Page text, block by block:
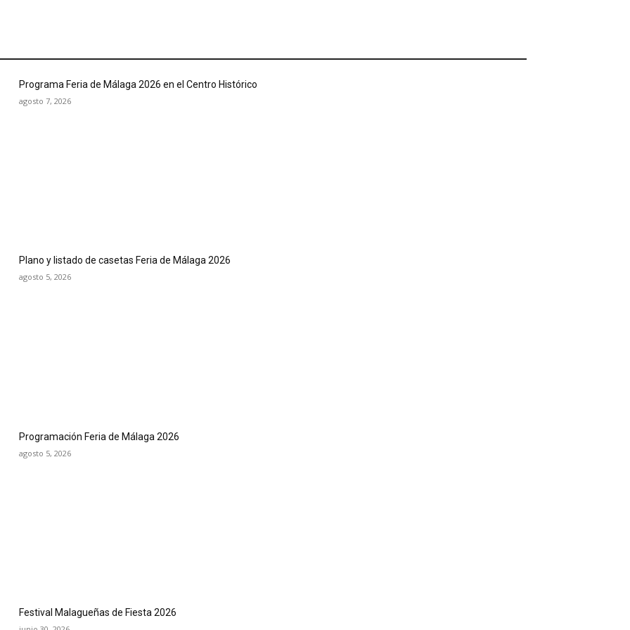
Programa Feria de Málaga 2026 en el Centro Histórico
agosto 7, 2026
Plano y listado de casetas Feria de Málaga 2026
agosto 5, 2026
Programación Feria de Málaga 2026
agosto 5, 2026
Festival Malagueñas de Fiesta 2026